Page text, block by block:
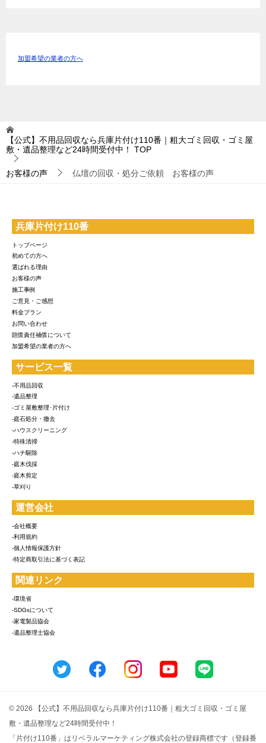
加盟希望の業者の方へ
【公式】不用品回収なら兵庫片付け110番｜粗大ゴミ回収・ゴミ屋
敷・遺品整理など24時間受付中！
TOP
お客様の声 仏壇の回収・処分ご依頼 お客様の声
兵庫片付け110番
トップページ
初めての方へ
選ばれる理由
お客様の声
施工事例
ご意見・ご感想
料金プラン
お問い合わせ
賠償責任補償について
加盟希望の業者の方へ
サービス一覧
-不用品回収
-遺品整理
-ゴミ屋敷整理･片付け
-庭石処分・撤去
-ハウスクリーニング
-特殊清掃
-ハチ駆除
-庭木伐採
-庭木剪定
-草刈り
運営会社
-会社概要
-利用規約
-個人情報保護方針
-特定商取引法に基づく表記
関連リンク
-環境省
-SDGsについて
-家電製品協会
-遺品整理士協会
© 2026 【公式】不用品回収なら兵庫片付け110番｜粗大ゴミ回収・ゴミ屋
敷・遺品整理など24時間受付中！
「片付け110番」はリベラルマーケティング株式会社の登録商標です（登録番